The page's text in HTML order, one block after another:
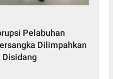
Pelabuhan
Dilimpahkan
Disidang